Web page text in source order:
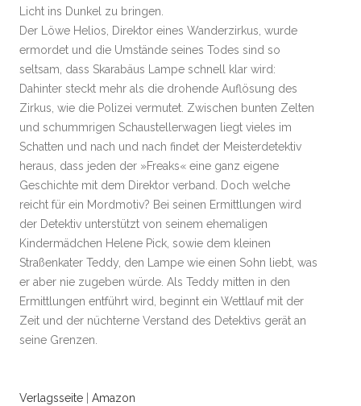
Licht ins Dunkel zu bringen.
Der Löwe Helios, Direktor eines Wanderzirkus, wurde
ermordet und die Umstände seines Todes sind so
seltsam, dass Skarabäus Lampe schnell klar wird:
Dahinter steckt mehr als die drohende Auflösung des
Zirkus, wie die Polizei vermutet. Zwischen bunten Zelten
und schummrigen Schaustellerwagen liegt vieles im
Schatten und nach und nach findet der Meisterdetektiv
heraus, dass jeden der »Freaks« eine ganz eigene
Geschichte mit dem Direktor verband. Doch welche
reicht für ein Mordmotiv? Bei seinen Ermittlungen wird
der Detektiv unterstützt von seinem ehemaligen
Kindermädchen Helene Pick, sowie dem kleinen
Straßenkater Teddy, den Lampe wie einen Sohn liebt, was
er aber nie zugeben würde. Als Teddy mitten in den
Ermittlungen entführt wird, beginnt ein Wettlauf mit der
Zeit und der nüchterne Verstand des Detektivs gerät an
seine Grenzen.
Verlagsseite Amazon